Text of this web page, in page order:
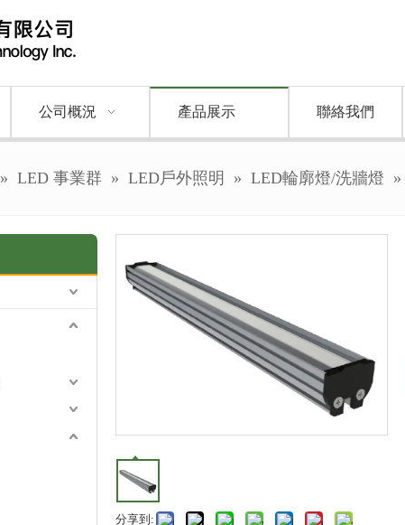
公司概況 產品展示 聯絡我們
» LED 事業群 » LED戶外照明 » LED輪廓燈/洗牆燈 »
分享到: